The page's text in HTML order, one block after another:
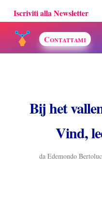
Contattami
Iscriviti alla Newsletter
Bij het
Vind,
daEdemondo